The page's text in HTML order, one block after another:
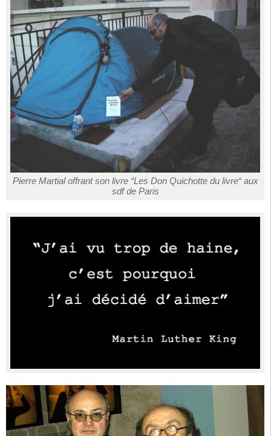
Pierre Martial offrant son livre “Les Don Quichotte du livre“ aux
sdf de Paris